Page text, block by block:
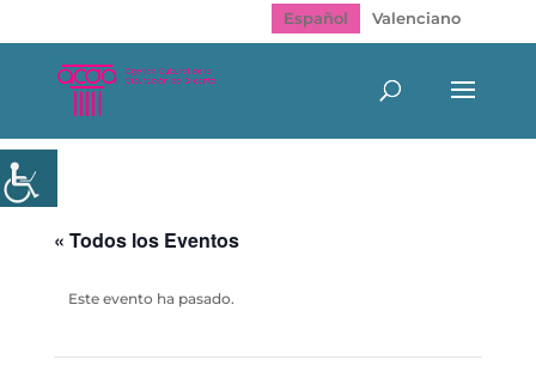
Español Valenciano
« Todos los Eventos
Este evento ha pasado.